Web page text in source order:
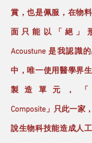
賞，也是佩服，在物
面只能以「絕」
Acoustune 是我認識
中，唯一使用醫學界
製造單元，「
Composite」只此一家
說生物科技能造成人工